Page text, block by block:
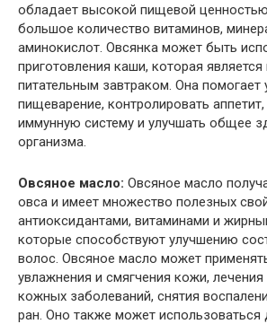
обладает высокой пищевой
большое количество витаминов,
аминокислот. Овсянка может быть
приготовления каши, которая
питательным завтраком. Она помогает
пищеварение, контролировать аппетит,
иммунную систему и улучшать общее
организма.
Овсяное масло: Овсяное масло
овса и имеет множество полезных
антиоксидантами, витаминами и
которые способствуют улучшению
волос. Овсяное масло может
увлажнения и смягчения кожи,
кожных заболеваний, снятия
ран. Оно также может использоваться